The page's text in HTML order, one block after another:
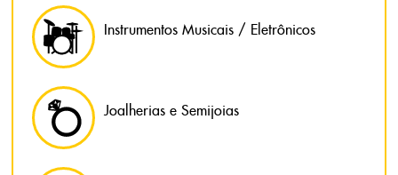
Instrumentos Musicais / Eletrônicos
Joalherias e Semijoias